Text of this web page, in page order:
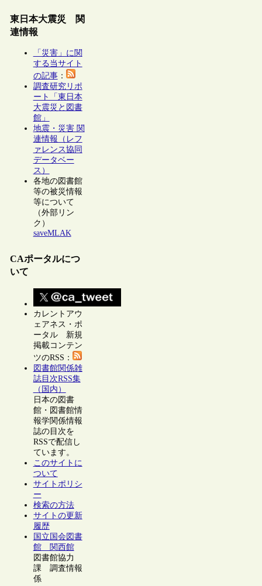
東日本大震災 関
連情報
「災害」に関
する当サイト
の記事：
調査研究リポ
ート「東日本
大震災と図書
館」
地震・災害 関
連情報（レフ
ァレンス協同
データベー
ス）
各地の図書館
等の被災情報
等について
（外部リン
ク）
saveMLAK
CAポータルにつ
いて
カレントアウ
ェアネス・ポ
ータル 新規
掲載コンテン
ツのRSS：
図書館関係雑
誌目次RSS集
（国内）
日本の図書
館・図書館情
報学関係情報
誌の目次を
RSSで配信し
ています。
このサイトに
ついて
サイトポリシ
ー
検索の方法
サイトの更新
履歴
国立国会図書
館 関西館
図書館協力
課 調査情報
係